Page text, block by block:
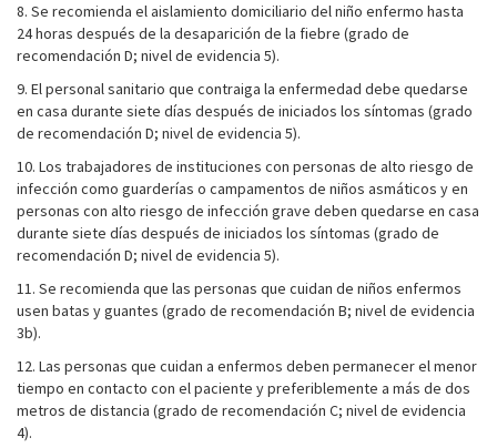
8. Se recomienda el aislamiento domiciliario del niño enfermo hasta
24 horas después de la desaparición de la fiebre (grado de
recomendación D; nivel de evidencia 5).
9. El personal sanitario que contraiga la enfermedad debe quedarse
en casa durante siete días después de iniciados los síntomas (grado
de recomendación D; nivel de evidencia 5).
10. Los trabajadores de instituciones con personas de alto riesgo de
infección como guarderías o campamentos de niños asmáticos y en
personas con alto riesgo de infección grave deben quedarse en casa
durante siete días después de iniciados los síntomas (grado de
recomendación D; nivel de evidencia 5).
11. Se recomienda que las personas que cuidan de niños enfermos
usen batas y guantes (grado de recomendación B; nivel de evidencia
3b).
12. Las personas que cuidan a enfermos deben permanecer el menor
tiempo en contacto con el paciente y preferiblemente a más de dos
metros de distancia (grado de recomendación C; nivel de evidencia
4).